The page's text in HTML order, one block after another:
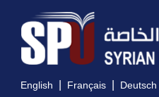
English | Français | Deutsch